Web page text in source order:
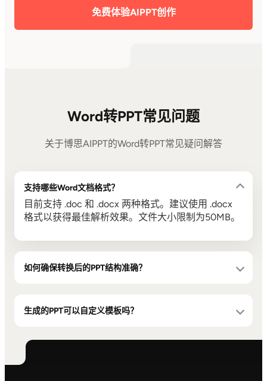
答辩格式适配免费体验AIPPT创作
Word转PPT常见问题
关于博思AIPPT的Word转PPT常见疑问解答
支持哪些Word文档格式？
目前支持 .doc 和 .docx 两种格式。建议使用 .docx
格式以获得最佳解析效果。文件大小限制为50MB。
如何确保转换后的PPT结构准确？
生成的PPT可以自定义模板吗？